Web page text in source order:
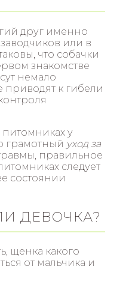
друг именно
или в
что собачки
знакомстве
немало
приводят к гибели
у
грамотный уход за
правильное
следует
состоянии
ДЕВОЧКА?
щенка какого
от мальчика и